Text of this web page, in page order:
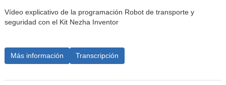
Vídeo explicativo de la programación Robot de transporte y
seguridad con el Kit Nezha Inventor
Más información Transcripción